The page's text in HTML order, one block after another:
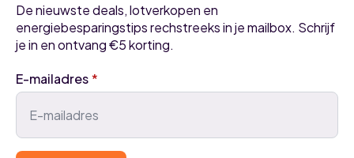
De nieuwste deals, lotverkopen en
energiebesparingstips rechstreeks in je mailbox. Schrijf
je in en ontvang €5 korting.
E-mailadres*